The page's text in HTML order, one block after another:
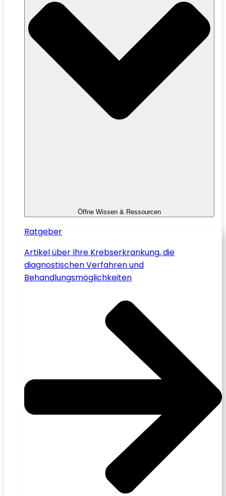
Öffne Wissen & Ressourcen
Ratgeber
Artikel über Ihre Krebserkrankung, die
diagnostischen Verfahren und
Behandlungsmöglichkeiten